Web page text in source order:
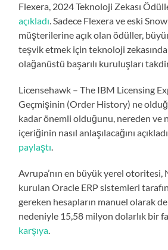
Flexera, 2024 Teknoloji Zekası
açıkladı. Sadece Flexera ve eski
müşterilerine açık olan ödüller,
teşvik etmek için teknoloji
olağanüstü başarılı kuruluşları
Licensehawk – The IBM Licensing
Geçmişinin (Order History) ne
kadar önemli olduğunu, nereden ve
içeriğinin nasıl anlaşılacağını
paylaştı.
Avrupa’nın en büyük yerel otoritesi,
kurulan Oracle ERP sistemleri
gereken hesapların manuel olarak
nedeniyle 15,58 milyon dolarlık bir
karşıya.